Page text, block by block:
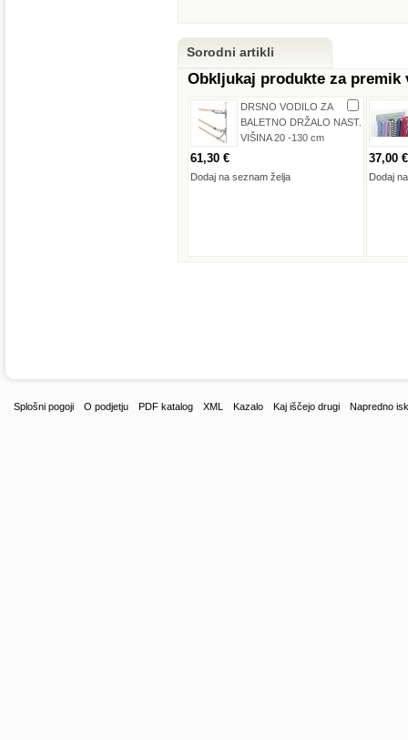
Sorodni artikli
Obkljukaj produkte za
DRSNO VODILO ZA
BALETNO DRŽALO NAST.
VIŠINA 20 -130 cm
61,30 €
Dodaj na seznam želja
37,00 €
Dodaj
Splošni pogoji O podjetju PDF katalog XML Kazalo Kaj iščejo drugi Napredno